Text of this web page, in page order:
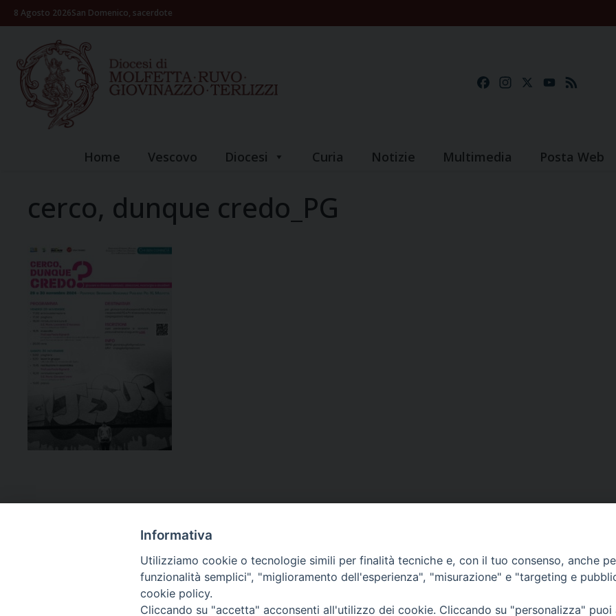
Skip8 Agosto 2026San Domenico, sacerdote
FacebookInstagramYouTube
Home Vescovo Diocesi Curia Notizie Multimedia Posta Web
cerco, dunque credo_PG
Ufficio Comunicazioni sociali
Informativa
Utilizziamo cookie o tecnologie simili per finalità tecniche e, con il tuo consenso, anche
funzionalità semplici", "miglioramento dell'esperienza", "misurazione" e "targeting e
cookie policy.
Cliccando su "accetta" acconsenti all'utilizzo dei cookie. Cliccando su "personalizza"